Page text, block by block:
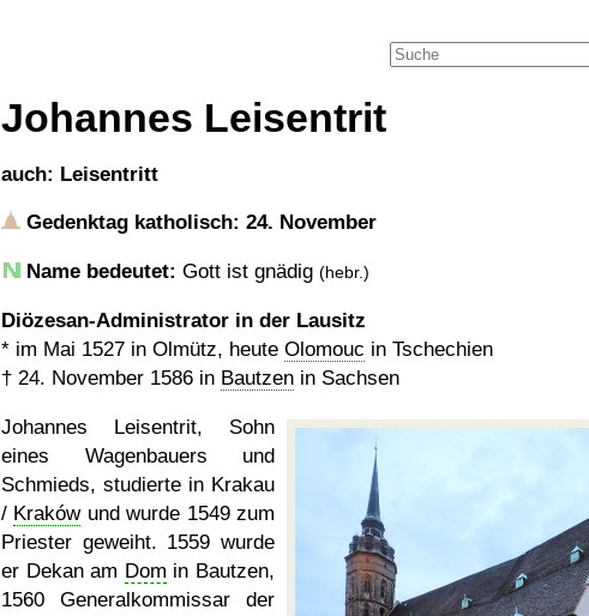
Johannes Leisentrit
auch: Leisentritt
Gedenktag katholisch: 24. November
Name bedeutet: Gott ist gnädig (hebr.)
Diözesan-Administrator in der Lausitz
* im Mai 1527 in Olmütz, heute Olomouc in Tschechien
† 24. November 1586 in Bautzen in Sachsen
Johannes Leisentrit, Sohn
eines Wagenbauers und
Schmieds, studierte in Krakau
/ Krakówund wurde 1549 zum
Priester geweiht. 1559 wurde
er Dekan am Dom in Bautzen,
1560 Generalkommissar der